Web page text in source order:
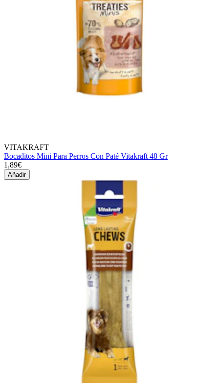
VITAKRAFT
Bocaditos Mini Para Perros Con Paté Vitakraft 48 Gr
1,89€
Añadir